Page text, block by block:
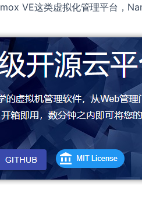
VE这类虚拟化管理平台，